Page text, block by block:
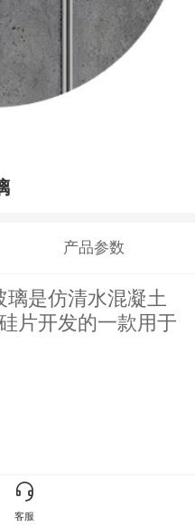
产品参数
璃是仿清水混凝土
片开发的一款用于
客服